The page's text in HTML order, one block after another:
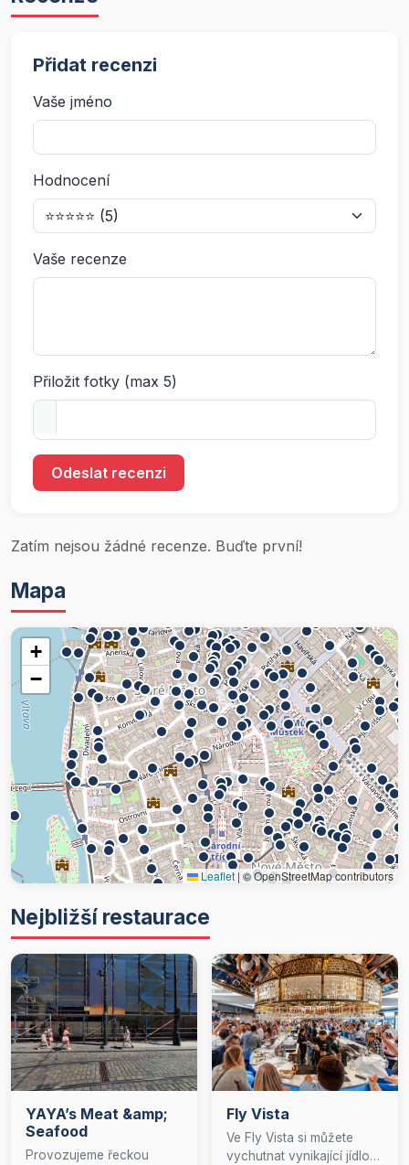
Přidat recenzi
Vaše jméno
Hodnocení
Vaše recenze
Přiložit fotky (max 5)
Odeslat recenzi
Zatím nejsou žádné recenze. Buďte první!
Mapa
+
−
Leaflet | © OpenStreetMap contributors
Nejbližší restaurace
YAYA’s Meat &amp;
Seafood
Provozujeme řeckou
Fly Vista
Ve Fly Vista si můžete
vychutnat vynikající jídlo